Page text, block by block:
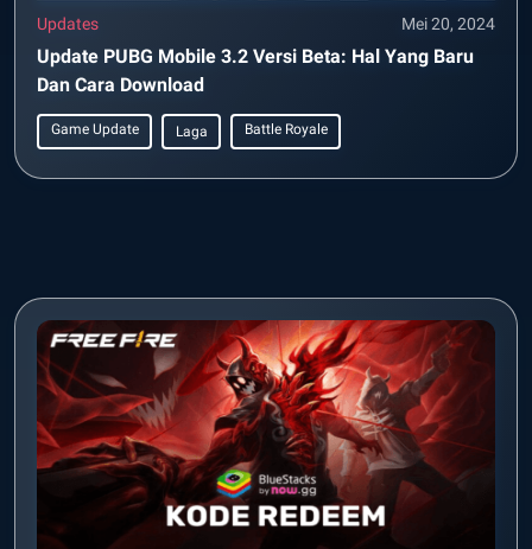
Updates Mei 20, 2024
Update PUBG Mobile 3.2 Versi Beta: Hal Yang Baru
Dan Cara Download
Game Update Laga Battle Royale